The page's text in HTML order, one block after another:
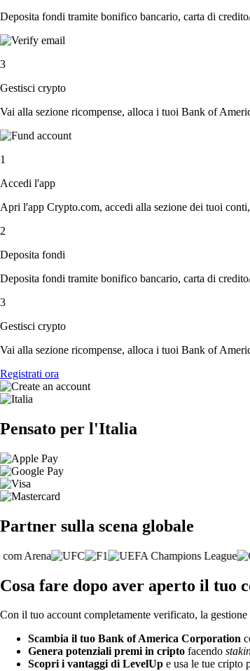
Deposita fondi tramite bonifico bancario, carta di
3
Gestisci crypto
Vai alla sezione ricompense, alloca i tuoi Bank of
1
Accedi l'app
Apri l'app Crypto.com, accedi alla sezione dei tuoi
2
Deposita fondi
Deposita fondi tramite bonifico bancario, carta di
3
Gestisci crypto
Vai alla sezione ricompense, alloca i tuoi Bank of
Registrati ora
Pensato per l'Italia
Partner sulla scena globale
Cosa fare dopo aver aperto il tuo
Con il tuo account completamente verificato, la
Scambia il tuo Bank of America Corporation
Genera potenziali premi in cripto facendo
Scopri i vantaggi di LevelUp e usa le tue cripto